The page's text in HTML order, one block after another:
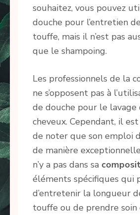
souhaitez, vous pouvez
douche pour l’entretien
touffe, mais il n’est pas
que le shampoing.
Les professionnels de la
ne s’opposent pas à
de douche pour le lavage
cheveux. Cependant, il
de noter que son emploi
de manière
n’y a pas dans sa
éléments spécifiques
d’entretenir la longueur
touffe ou de prendre